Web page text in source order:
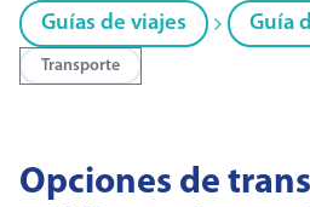
Guías de viajes Guía
Transporte
Opciones de